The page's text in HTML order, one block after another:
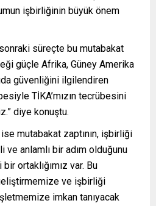
işbirliğinin büyük önem
süreçte bu mutabakat
güçle Afrika, Güney Amerika
güvenliğini ilgilendiren
TİKA’mızın tecrübesini
diye konuştu.
mutabakat zaptının, işbirliği
ve anlamlı bir adım olduğunu
ortaklığımız var. Bu
ve işbirliği
imkan tanıyacak